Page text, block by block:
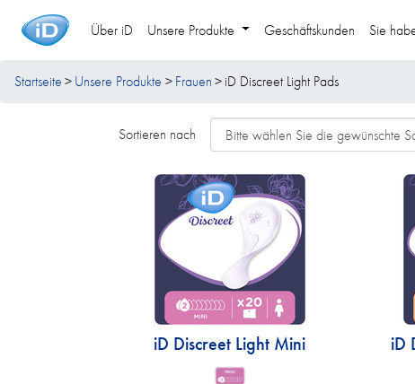
Über iD Unsere Produkte Geschäftskunden Sie
Startseite Unsere Produkte Frauen iD Discreet Light Pads
Sortieren nach
iD Discreet Light Mini iD